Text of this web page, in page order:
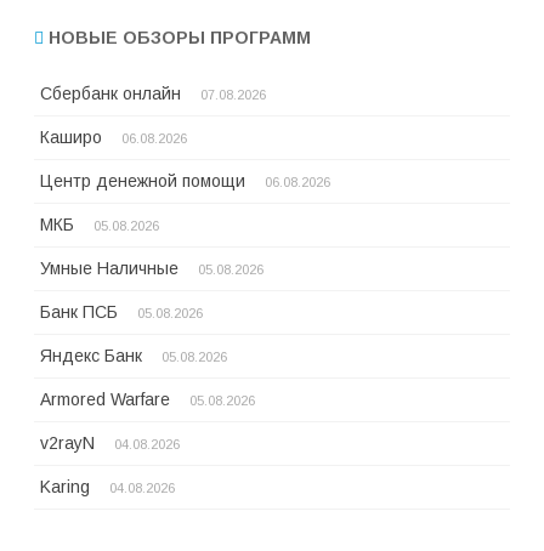
НОВЫЕ ОБЗОРЫ ПРОГРАММ
Сбербанк онлайн 07.08.2026
Каширо 06.08.2026
Центр денежной помощи 06.08.2026
МКБ 05.08.2026
Умные Наличные 05.08.2026
Банк ПСБ 05.08.2026
Яндекс Банк 05.08.2026
Armored Warfare 05.08.2026
v2rayN 04.08.2026
Karing 04.08.2026